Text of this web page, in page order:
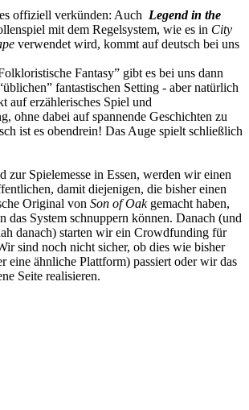
offiziell verkünden: Auch Legend in the
mit dem Regelsystem, wie es in City
verwendet wird, kommt auf deutsch bei uns
Fantasy” gibt es bei uns dann
fantastischen Setting - aber natürlich
auf erzählerisches Spiel und
ohne dabei auf spannende Geschichten zu
ist es obendrein! Das Auge spielt schließlich
zur Spielemesse in Essen, werden wir einen
damit diejenigen, die bisher einen
Original von Son of Oakgemacht haben,
das System schnuppern können. Danach (und
danach) starten wir ein Crowdfunding für
sind noch nicht sicher, ob dies wie bisher
eine ähnliche Plattform) passiert oder wir das
Seite realisieren.